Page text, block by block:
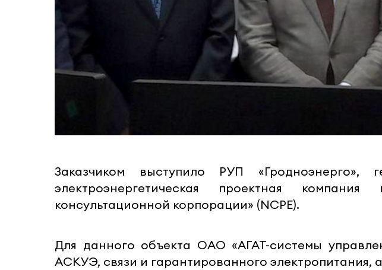
Заказчиком выступило РУП
электроэнергетическая проектная
консультационной корпорации» (NCPE).
Для данного объекта ОАО «АГАТ-системы
АСКУЭ, связи и гарантированного